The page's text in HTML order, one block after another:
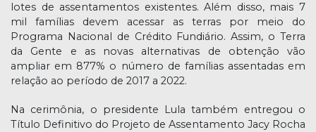
lotes de assentamentos existentes. Além disso, mais 7
mil famílias devem acessar as terras por meio do
Programa Nacional de Crédito Fundiário. Assim, o Terra
da Gente e as novas alternativas de obtenção vão
ampliar em 877% o número de famílias assentadas em
relação ao período de 2017 a 2022.
Na cerimônia, o presidente Lula também entregou o
Título Definitivo do Projeto de Assentamento Jacy Rocha